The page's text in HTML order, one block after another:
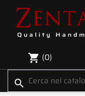
shopping_cart (0)
search